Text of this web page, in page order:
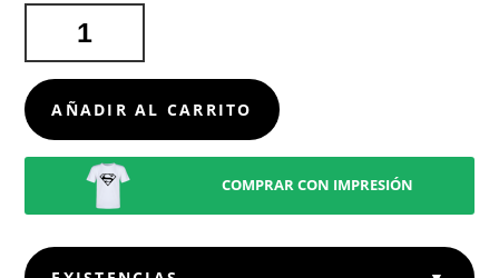
DONNY
CANTIDAD
AÑADIR AL CARRITO
COMPRAR CON IMPRESIÓN